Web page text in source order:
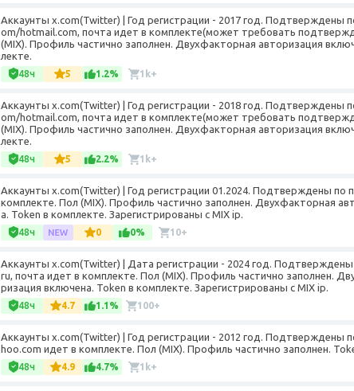
Аккаунты x.com(Twitter) | Год регистрации - 2017 год. Подтверждены
om/hotmail.com, почта идет в комплекте(может требовать
(MIX). Профиль частично заполнен. Двухфакторная авторизация
лекте.
48ч 5 1.2% 1k+
Аккаунты x.com(Twitter) | Год регистрации - 2018 год. Подтверждены
om/hotmail.com, почта идет в комплекте(может требовать
(MIX). Профиль частично заполнен. Двухфакторная авторизация
лекте.
48ч 5 2.2% 1k+
Аккаунты x.com(Twitter) | Год регистрации 01.2024. Подтверждены по
комплекте. Пол (MIX). Профиль частично заполнен. Двухфакторная
а. Token в комплекте. Зарегистрированы с MIX ip.
48ч 0 0% 10+
Аккаунты x.com(Twitter) | Дата регистрации - 2024 год. Подтверждены
ru, почта идет в комплекте. Пол (MIX). Профиль частично заполнен.
ризация включена. Token в комплекте. Зарегистрированы с MIX ip.
48ч 4.7 1.1% 100+
Аккаунты x.com(Twitter) | Год регистрации - 2012 год. Подтверждены
hoo.com идет в комплекте. Пол (MIX). Профиль частично заполнен.
48ч 4.9 4.7% 1k+